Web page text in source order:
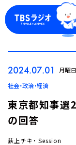
2024.07.01 月曜日
社会・政治・経済
東京都知事選
の回答
荻上チキ・ Session